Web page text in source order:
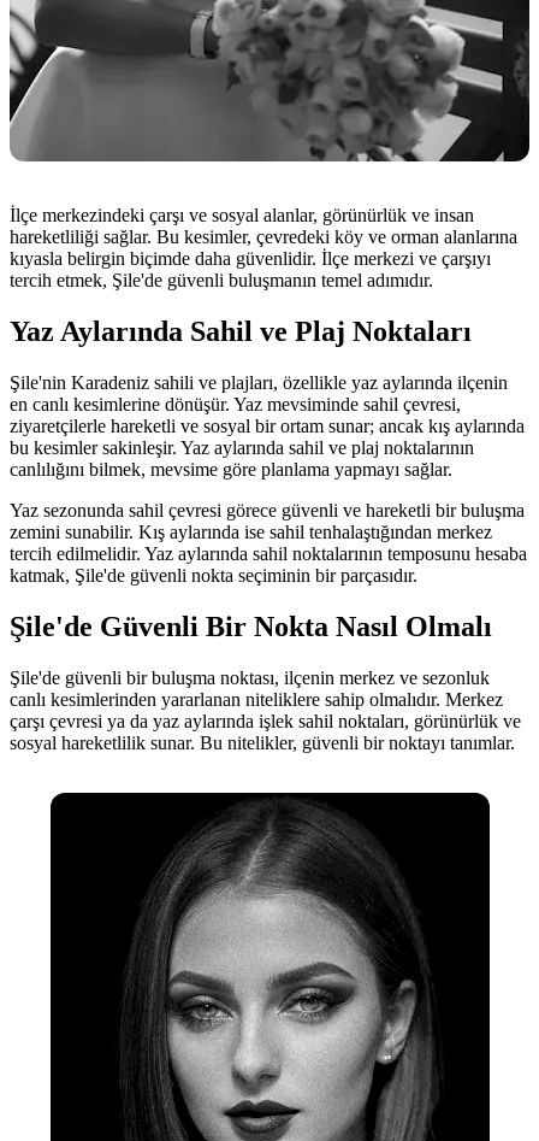
İlçe merkezindeki çarşı ve sosyal alanlar, görünürlük ve insan
hareketliliği sağlar. Bu kesimler, çevredeki köy ve orman alanlarına
kıyasla belirgin biçimde daha güvenlidir. İlçe merkezi ve çarşıyı
tercih etmek, Şile'de güvenli buluşmanın temel adımıdır.
Yaz Aylarında Sahil ve Plaj Noktaları
Şile'nin Karadeniz sahili ve plajları, özellikle yaz aylarında ilçenin
en canlı kesimlerine dönüşür. Yaz mevsiminde sahil çevresi,
ziyaretçilerle hareketli ve sosyal bir ortam sunar; ancak kış aylarında
bu kesimler sakinleşir. Yaz aylarında sahil ve plaj noktalarının
canlılığını bilmek, mevsime göre planlama yapmayı sağlar.
Yaz sezonunda sahil çevresi görece güvenli ve hareketli bir buluşma
zemini sunabilir. Kış aylarında ise sahil tenhalaştığından merkez
tercih edilmelidir. Yaz aylarında sahil noktalarının temposunu hesaba
katmak, Şile'de güvenli nokta seçiminin bir parçasıdır.
Şile'de Güvenli Bir Nokta Nasıl Olmalı
Şile'de güvenli bir buluşma noktası, ilçenin merkez ve sezonluk
canlı kesimlerinden yararlanan niteliklere sahip olmalıdır. Merkez
çarşı çevresi ya da yaz aylarında işlek sahil noktaları, görünürlük ve
sosyal hareketlilik sunar. Bu nitelikler, güvenli bir noktayı tanımlar.